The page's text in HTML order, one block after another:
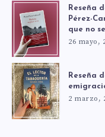
Reseña
Pérez-
que no
26 mayo,
Reseña
2 marzo,